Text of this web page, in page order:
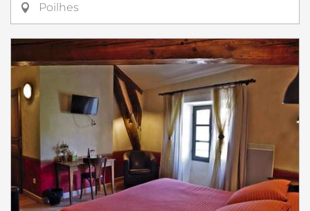
Poilhes